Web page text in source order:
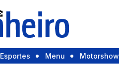
Esportes Menu Motorshow